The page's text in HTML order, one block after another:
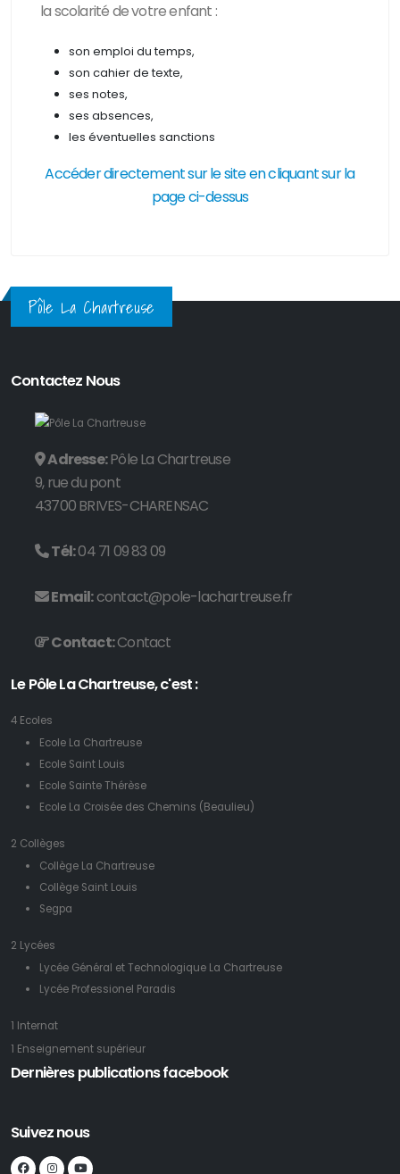
la scolarité de votre enfant :
son emploi du temps,
son cahier de texte,
ses notes,
ses absences,
les éventuelles sanctions
Accéder directement sur le site en cliquant sur la
page ci-dessus
Pôle La Chartreuse
Contactez Nous
Adresse:Pôle La Chartreuse
9, rue du pont
43700 BRIVES-CHARENSAC
Tél:04 71 09 83 09
Email:contact@pole-lachartreuse.fr
Contact:Contact
Le Pôle La Chartreuse, c'est :
4 Ecoles
Ecole La Chartreuse
Ecole Saint Louis
Ecole Sainte Thérèse
Ecole La Croisée des Chemins (Beaulieu)
2 Collèges
Collège La Chartreuse
Collège Saint Louis
Segpa
2 Lycées
Lycée Général et Technologique La Chartreuse
Lycée Professionel Paradis
1 Internat
1 Enseignement supérieur
Dernières publications facebook
Suivez nous